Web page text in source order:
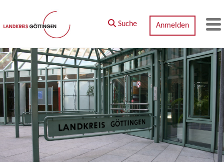
Zum Hauptinhalt springen
Suche Anmelden